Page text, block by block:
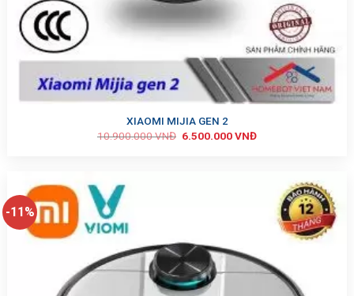
XIAOMI MIJIA GEN 2
10.900.000VNĐ 6.500.000VNĐ
-11%